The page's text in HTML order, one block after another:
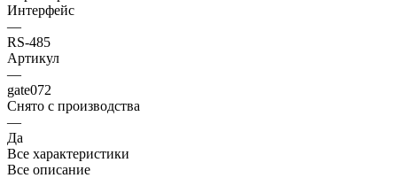
Интерфейс
—
RS-485
Артикул
—
gate072
Снято с производства
—
Да
Все характеристики
Все описание